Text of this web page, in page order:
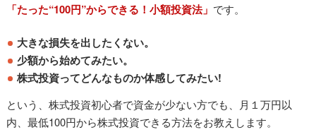
「たった“100円”からできる！小額投資法」 です。
大きな損失を出したくない。
少額から始めてみたい。
株式投資ってどんなものか体感してみたい!
という、株式投資初心者で資金が少ない方でも、月１万円以
内、最低100円から株式投資できる方法をお教えします。